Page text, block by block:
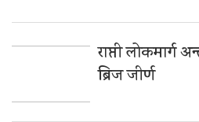
राप्ती लोकमार्ग
ब्रिज जीर्ण